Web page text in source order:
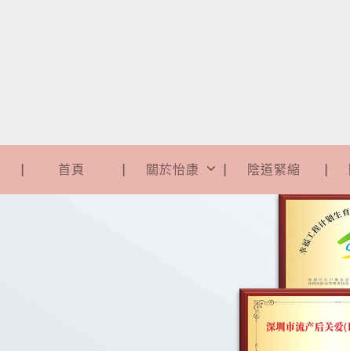
首頁 關於怡康 陰道緊縮